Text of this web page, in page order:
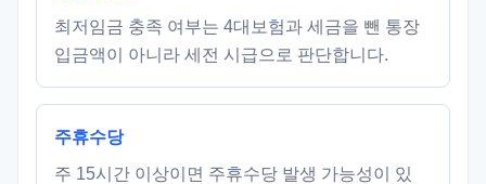
최저임금 충족 여부는 4대보험과 세금을 뺀 통장
입금액이 아니라 세전 시급으로 판단합니다.
주휴수당
주 15시간 이상이면 주휴수당 발생 가능성이 있